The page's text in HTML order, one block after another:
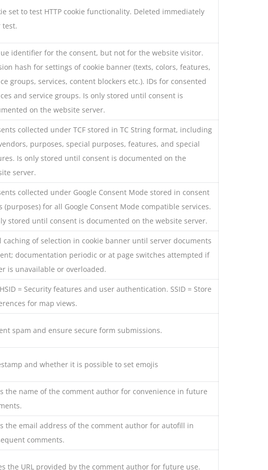
set to test HTTP cookie functionality. Deleted immediately
test.
identifier for the consent, but not for the website visitor.
hash for settings of cookie banner (texts, colors, features,
groups, services, content blockers etc.). IDs for consented
and service groups. Is only stored until consent is
on the website server.
collected under TCF stored in TC String format, including
purposes, special purposes, features, and special
Is only stored until consent is documented on the
server.
collected under Google Consent Mode stored in consent
(purposes) for all Google Consent Mode compatible services.
stored until consent is documented on the website server.
caching of selection in cookie banner until server documents
documentation periodic or at page switches attempted if
is unavailable or overloaded.
= Security features and user authentication. SSID = Store
for map views.
spam and ensure secure form submissions.
and whether it is possible to set emojis
the name of the comment author for convenience in future
the email address of the comment author for autofill in
comments.
the URL provided by the comment author for future use.